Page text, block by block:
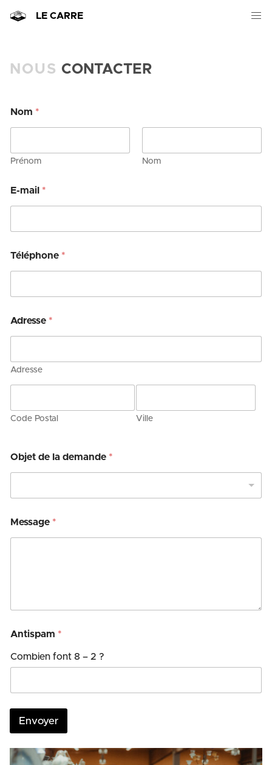
LE CARRE
NOUS CONTACTER
Nom *
Prénom Nom
E-mail *
Téléphone *
Adresse *
Adresse
Ville
Code Postal
Objet de la demande *
Message *
Antispam *
Combien font 8 – 2 ?
Envoyer